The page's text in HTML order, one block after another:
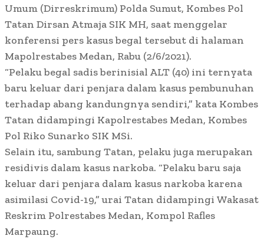
Umum (Dirreskrimum) Polda Sumut, Kombes Pol
Tatan Dirsan Atmaja SIK MH, saat menggelar
konferensi pers kasus begal tersebut di halaman
Mapolrestabes Medan, Rabu (2/6/2021).
“Pelaku begal sadis berinisial ALT (40) ini ternyata
baru keluar dari penjara dalam kasus pembunuhan
terhadap abang kandungnya sendiri,” kata Kombes
Tatan didampingi Kapolrestabes Medan, Kombes
Pol Riko Sunarko SIK MSi.
Selain itu, sambung Tatan, pelaku juga merupakan
residivis dalam kasus narkoba. “Pelaku baru saja
keluar dari penjara dalam kasus narkoba karena
asimilasi Covid-19,” urai Tatan didampingi Wakasat
Reskrim Polrestabes Medan, Kompol Rafles
Marpaung.